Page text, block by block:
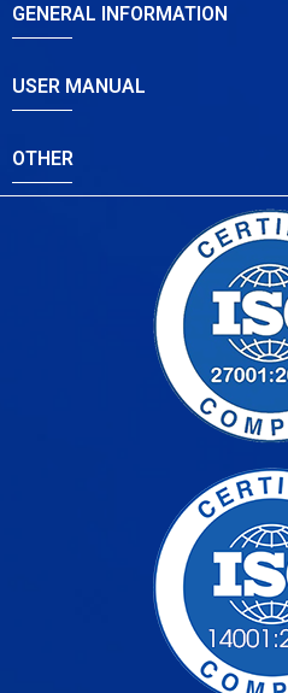
GENERAL INFORMATION
USER MANUAL
OTHER